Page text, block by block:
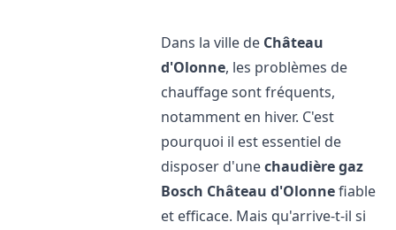
Dans la ville de Château
d'Olonne, les problèmes de
chauffage sont fréquents,
notamment en hiver. C'est
pourquoi il est essentiel de
disposer d'unechaudière gaz
Bosch Château d'Olonnefiable
et efficace. Mais qu'arrive-t-il si